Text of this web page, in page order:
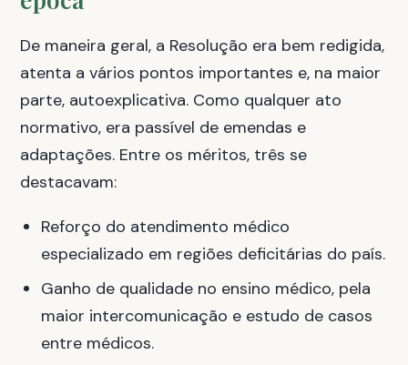
De maneira geral, a Resolução era bem redigida,
atenta a vários pontos importantes e, na maior
parte, autoexplicativa. Como qualquer ato
normativo, era passível de emendas e
adaptações. Entre os méritos, três se
destacavam:
Reforço do atendimento médico
especializado em regiões deficitárias do país.
Ganho de qualidade no ensino médico, pela
maior intercomunicação e estudo de casos
entre médicos.